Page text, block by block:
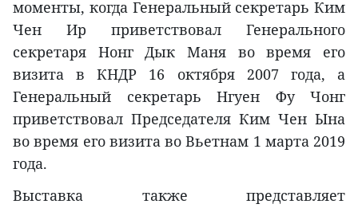
моменты, когда Генеральный секретарь Ким
Чен Ир приветствовал Генерального
секретаря Нонг Дык Маня во время его
визита в КНДР 16 октября 2007 года, а
Генеральный секретарь Нгуен Фу Чонг
приветствовал Председателя Ким Чен Ына
во время его визита во Вьетнам 1 марта 2019
года.
Выставка также представляет